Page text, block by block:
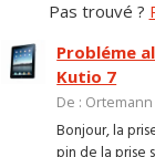
Pas trouvé ?
Probléme
Kutio 7
De :
Bonjour, la